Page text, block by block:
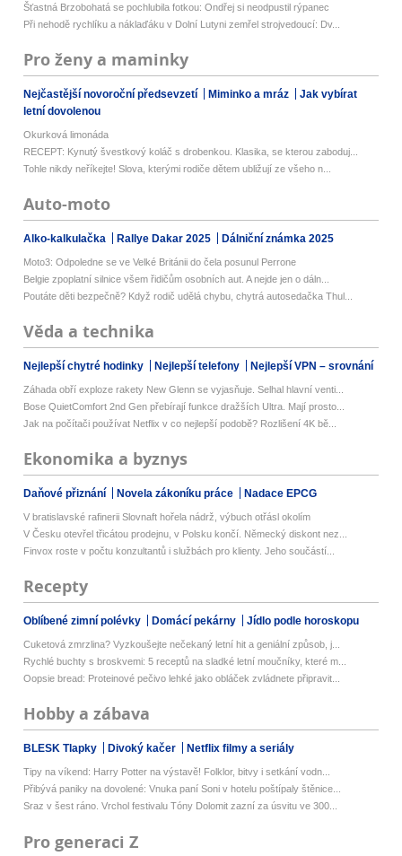
Šťastná Brzobohatá se pochlubila fotkou: Ondřej si neodpustil rýpanec
Při nehodě rychlíku a náklaďáku v Dolní Lutyni zemřel strojvedoucí: Dv...
Pro ženy a maminky
Nejčastější novoroční předsevzetí Miminko a mráz
Jak vybírat
letní dovolenou
Okurková limonáda
RECEPT: Kynutý švestkový koláč s drobenkou. Klasika, se kterou zaboduj...
Tohle nikdy neříkejte! Slova, kterými rodiče dětem ubližují ze všeho n...
Auto-moto
Alko-kalkulačka Rallye Dakar 2025 Dálniční známka 2025
Moto3: Odpoledne se ve Velké Británii do čela posunul Perrone
Belgie zpoplatní silnice všem řidičům osobních aut. A nejde jen o dáln...
Poutáte děti bezpečně? Když rodič udělá chybu, chytrá autosedačka Thul...
Věda a technika
Nejlepší chytré hodinky Nejlepší telefony Nejlepší VPN – srovnání
Záhada obří exploze rakety New Glenn se vyjasňuje. Selhal hlavní venti...
Bose QuietComfort 2nd Gen přebírají funkce dražších Ultra. Mají prosto...
Jak na počítači používat Netflix v co nejlepší podobě? Rozlišení 4K bě...
Ekonomika a byznys
Daňové přiznání Novela zákoníku práce Nadace EPCG
V bratislavské rafinerii Slovnaft hořela nádrž, výbuch otřásl okolím
V Česku otevřel třicátou prodejnu, v Polsku končí. Německý diskont nez...
Finvox roste v počtu konzultantů i službách pro klienty. Jeho součástí...
Recepty
Oblíbené zimní polévky Domácí pekárny Jídlo podle horoskopu
Cuketová zmrzlina? Vyzkoušejte nečekaný letní hit a geniální způsob, j...
Rychlé buchty s broskvemi: 5 receptů na sladké letní moučníky, které m...
Oopsie bread: Proteinové pečivo lehké jako obláček zvládnete připravit...
Hobby a zábava
BLESK Tlapky Divoký kačer Netflix filmy a seriály
Tipy na víkend: Harry Potter na výstavě! Folklor, bitvy i setkání vodn...
Přibývá paniky na dovolené: Vnuka paní Soni v hotelu poštípaly štěnice...
Sraz v šest ráno. Vrchol festivalu Tóny Dolomit zazní za úsvitu ve 300...
Pro generaci Z